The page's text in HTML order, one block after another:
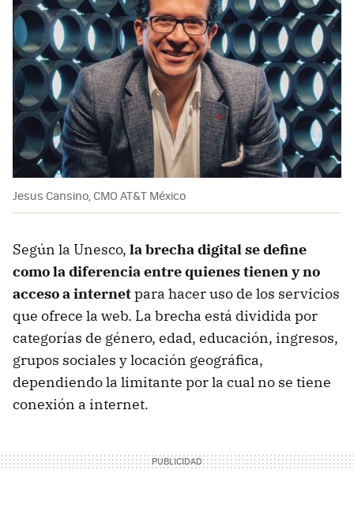
Jesus Cansino, CMO AT&T México
Según la Unesco, la brecha digital se define
como la diferencia entre quienes tienen y no
acceso a internetpara hacer uso de los servicios
que ofrece la web. La brecha está dividida por
categorías de género, edad, educación, ingresos,
grupos sociales y locación geográfica,
dependiendo la limitante por la cual no se tiene
conexión a internet.